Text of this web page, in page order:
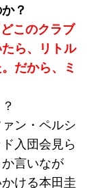
？
このクラブ
ら、リトル
だから、ミ
ン・ペルシ
入団会見ら
言いなが
ける本田圭